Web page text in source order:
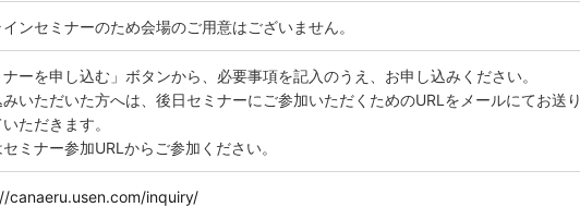
ンセミナーのため会場のご用意はございません。
ナーを申し込む」ボタンから、必要事項を記入のうえ、お申し込みください。
みいただいた方へは、後日セミナーにご参加いただくためのURLをメールにてお送り
ただきます。
ミナー参加URLからご参加ください。
canaeru.usen.com/inquiry/